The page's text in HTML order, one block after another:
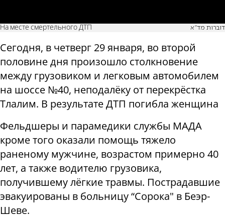
На месте смертельного ДТП דוברות מד"א
Сегодня, в четверг 29 января, во второй
половине дня произошло столкновение
между грузовиком и легковым автомобилем
на шоссе №40, неподалёку от перекрёстка
Тлалим. В результате ДТП погибла женщина
Фельдшеры и парамедики службы МАДА
кроме того оказали помощь тяжело
раненому мужчине, возрастом примерно 40
лет, а также водителю грузовика,
получившему лёгкие травмы. Пострадавшие
эвакуированы в больницу “Сорока" в Беэр-
Шеве.